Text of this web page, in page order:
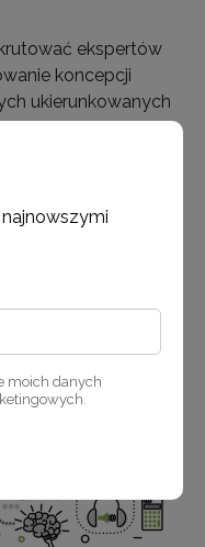
ekspertów
koncepcji
ukierunkowanych
zawodowych”.
moich danych